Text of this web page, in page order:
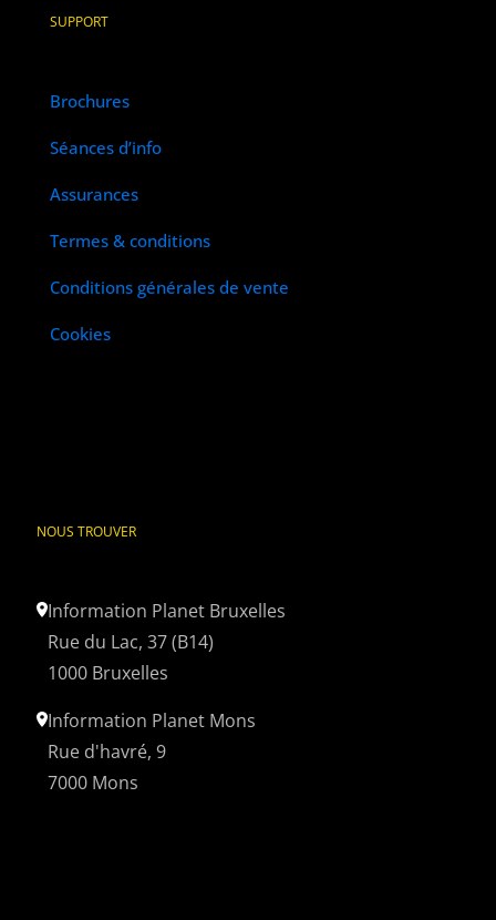
SUPPORT
Brochures
Séances d’info
Assurances
Termes & conditions
Conditions générales de vente
Cookies
NOUS TROUVER
Information Planet Bruxelles
Rue du Lac, 37 (B14)
1000 Bruxelles
Information Planet Mons
Rue d'havré, 9
7000 Mons